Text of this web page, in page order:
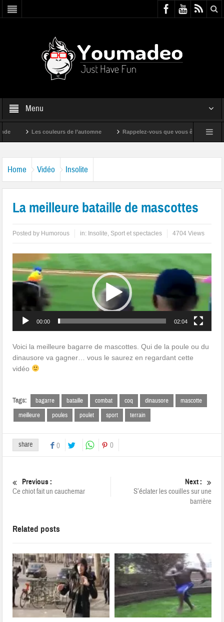
Menu
Les couleurs de l’automne Rappelez-vous que vous êtes super !
Home Vidéo Insolite
La meilleure bataille de mascottes
Posted by Humorous in: Insolite, Sport et spectacles 4704 Views
vidéo
00:00 02:04
Voici la meilleure bagarre de mascottes. Qui de la poule ou du
dinausore va gagner… vous le saurez en regardant cette
vidéo
Tags: bagarre bataille combat coq dinausore
mascotte
meilleure
poules poulet sport terrain
share 0 0
Previous :
Ce chiot fait un cauchemar
Next :
S’éclater les couilles sur une
barrière
Related posts